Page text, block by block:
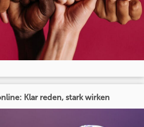
Klar reden, stark wirken